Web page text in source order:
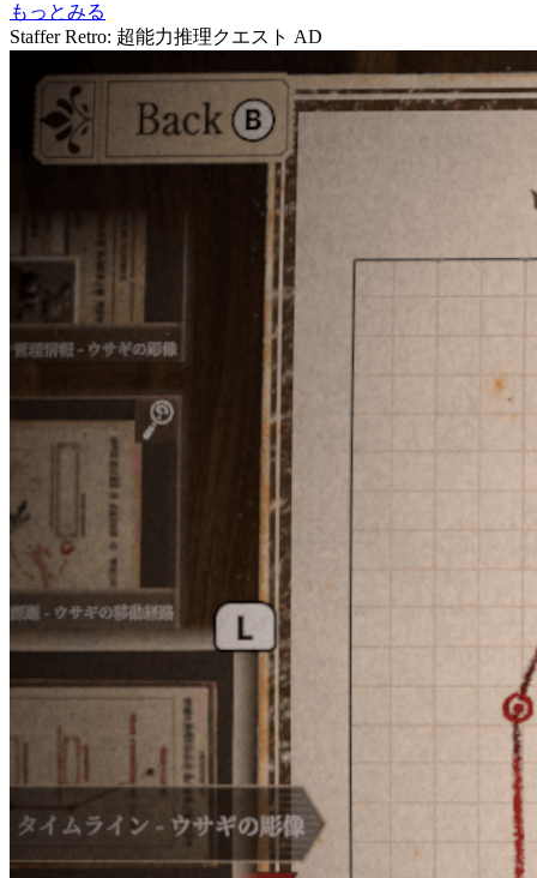
もっとみる
Staffer Retro: 超能力推理クエスト AD